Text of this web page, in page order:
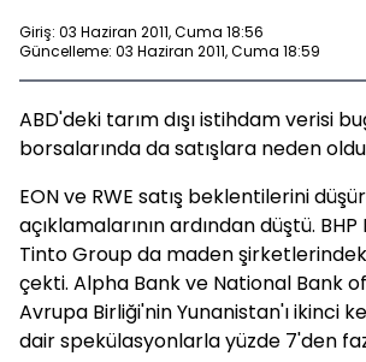
Giriş: 03 Haziran 2011, Cuma 18:56
Güncelleme: 03 Haziran 2011, Cuma 18:59
ABD'deki tarım dışı istihdam verisi
borsalarında da satışlara neden
EON ve RWE satış beklentilerini
açıklamalarının ardından düştü.
Tinto Group da maden şirketlerindeki
çekti. Alpha Bank ve National Bank
Avrupa Birliği'nin Yunanistan'ı ikinci
dair spekülasyonlarla yüzde 7'den